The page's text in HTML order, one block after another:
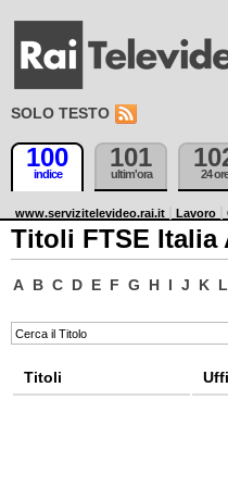
SOLO TESTO
100
indice
101
ultim'ora 24 ore
www.servizitelevideo.rai.it Lavoro
Titoli FTSE Italia
A B C D E F G H I J K L
Titoli